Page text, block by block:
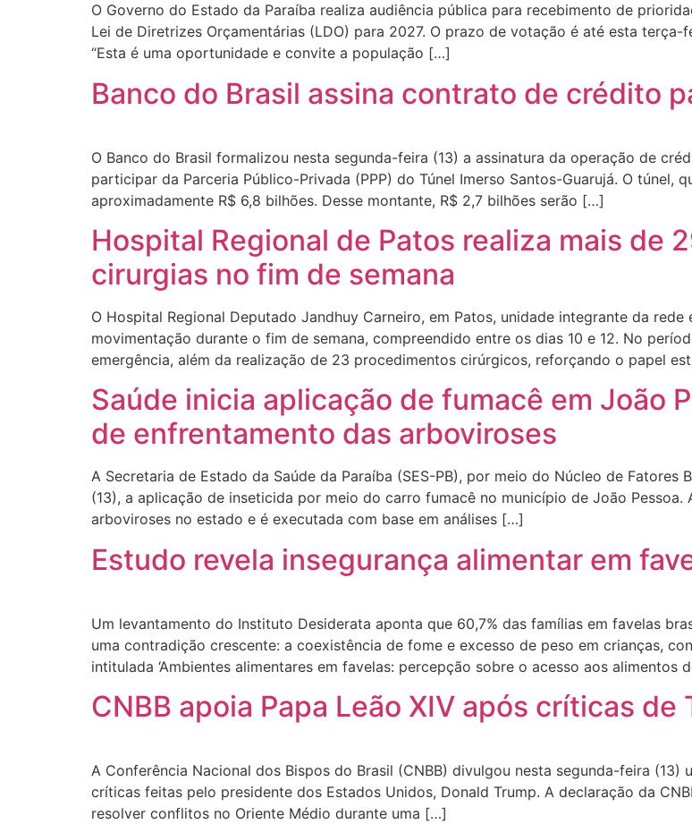
O Governo do Estado da Paraíba realiza audiência pública para recebimento de
Lei de Diretrizes Orçamentárias (LDO) para 2027. O prazo de votação é até esta
“Esta é uma oportunidade e convite a população […]
Banco do Brasil assina contrato de crédito
O Banco do Brasil formalizou nesta segunda-feira (13) a assinatura da operação de
participar da Parceria Público-Privada (PPP) do Túnel Imerso Santos-Guarujá. O túnel,
aproximadamente R$ 6,8 bilhões. Desse montante, R$ 2,7 bilhões serão […]
Hospital Regional de Patos realiza mais de
cirurgias no fim de semana
O Hospital Regional Deputado Jandhuy Carneiro, em Patos, unidade integrante da
movimentação durante o fim de semana, compreendido entre os dias 10 e 12. No
emergência, além da realização de 23 procedimentos cirúrgicos, reforçando o papel
Saúde inicia aplicação de fumacê em João
de enfrentamento das arboviroses
A Secretaria de Estado da Saúde da Paraíba (SES-PB), por meio do Núcleo de
(13), a aplicação de inseticida por meio do carro fumacê no município de João
arboviroses no estado e é executada com base em análises […]
Estudo revela insegurança alimentar em
Um levantamento do Instituto Desiderata aponta que 60,7% das famílias em favelas
uma contradição crescente: a coexistência de fome e excesso de peso em crianças,
intitulada ‘Ambientes alimentares em favelas: percepção sobre o acesso aos alimentos
CNBB apoia Papa Leão XIV após críticas de
A Conferência Nacional dos Bispos do Brasil (CNBB) divulgou nesta segunda-feira
críticas feitas pelo presidente dos Estados Unidos, Donald Trump. A declaração da
resolver conflitos no Oriente Médio durante uma […]